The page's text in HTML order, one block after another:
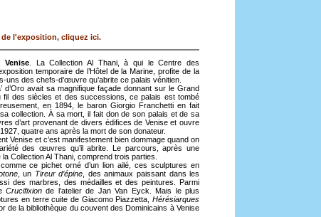
de l'exposition, cliquez ici.
Venise. La Collection Al Thani, à qui le Centre des
temporaire de l’Hôtel de la Marine, profite de la
uns des chefs-d’œuvre qu’abrite ce palais vénitien.
avait sa magnifique façade donnant sur le Grand
fil des siècles et des successions, ce palais est tombé
en 1894, le baron Giorgio Franchetti en fait
collection. À sa mort, il fait don de son palais et de sa
d’art provenant de divers édifices de Venise et ouvre
quatre ans après la mort de son donateur.
Venise et c’est manifestement bien dommage quand on
des œuvres qu’il abrite. Le parcours, après une
Collection Al Thani, comprend trois parties.
ce pichet orné d’un lion ailé, ces sculptures en
, un Tireur d’épine, des animaux paissant dans les
des marbres, des médailles et des peintures. Parmi
Crucifixion de l’atelier de Jan Van Eyck. Mais le plus
en terre cuite de Giacomo Piazzetta, Hérésiarques
de la bibliothèque du couvent des Dominicains à Venise